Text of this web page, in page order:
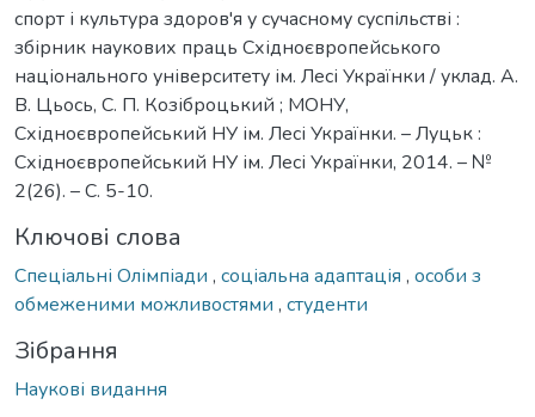
спорт і культура здоров'я у сучасному суспільстві :
збірник наукових праць Східноєвропейського
національного університету ім. Лесі Українки / уклад. А.
В. Цьось, С. П. Козіброцький ; МОНУ,
Східноєвропейський НУ ім. Лесі Українки. – Луцьк :
Східноєвропейський НУ ім. Лесі Українки, 2014. – №
2(26). – С. 5-10.
Ключові слова
Спеціальні Олімпіади , соціальна адаптація , особи з
обмеженими можливостями , студенти
Зібрання
Наукові видання